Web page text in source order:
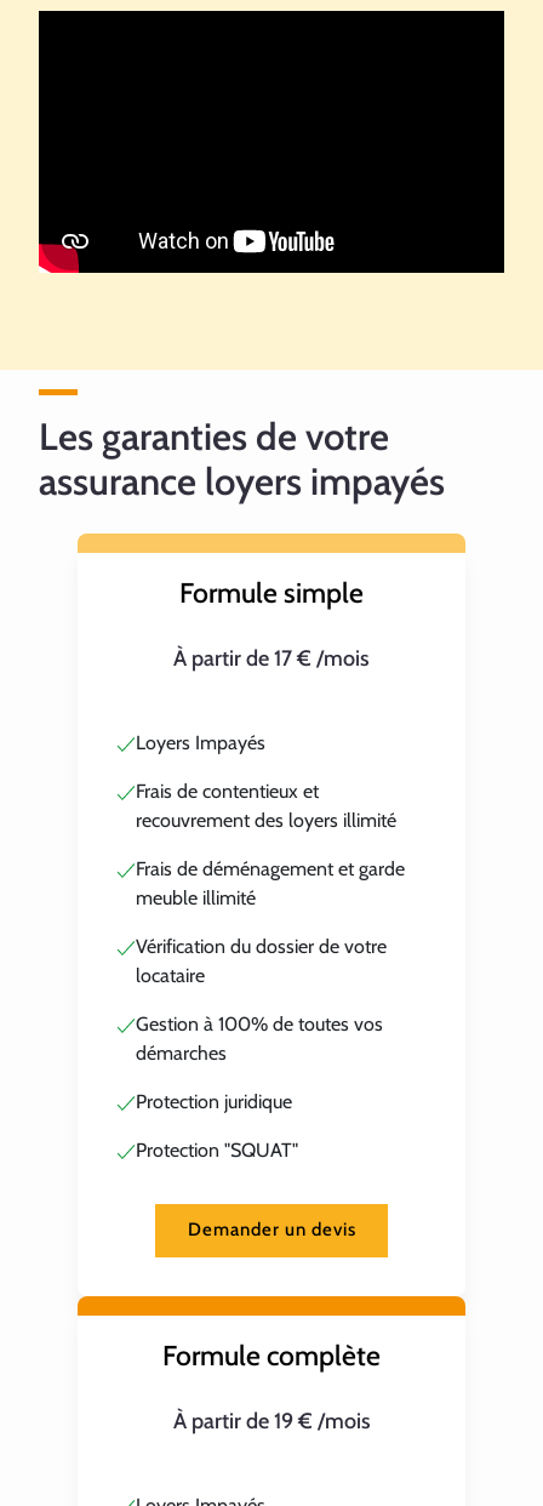
Les garanties de votre
assurance loyers impayés
Formule simple
À partir de 17 € /mois
Loyers Impayés
Frais de contentieux et
recouvrement des loyers illimité
Frais de déménagement et garde
meuble illimité
Vérification du dossier de votre
locataire
Gestion à 100% de toutes vos
démarches
Protection juridique
Protection "SQUAT"
Demander un devis
Formule complète
À partir de 19 € /mois